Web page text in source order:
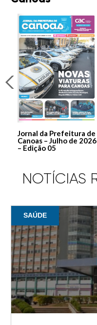
Jornal da Prefeitura de
Canoas – Julho de 2026
– Edição 05
NOTÍCIAS
SAÚDE